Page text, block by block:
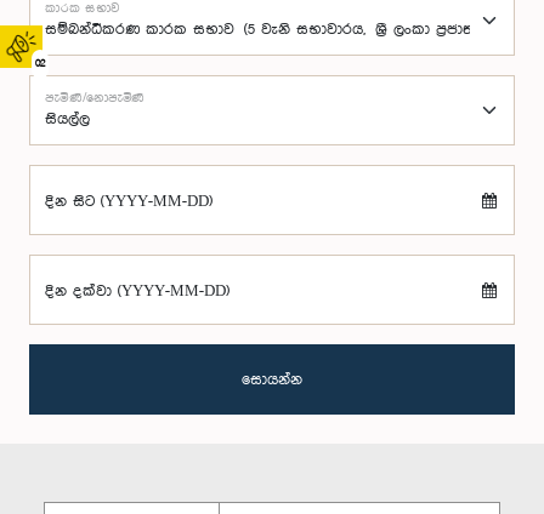
02
කාරක සභාව
පැමිණි/නොපැමිණි
දින සිට (YYYY-MM-DD)
දින දක්වා (YYYY-MM-DD)
සොයන්න